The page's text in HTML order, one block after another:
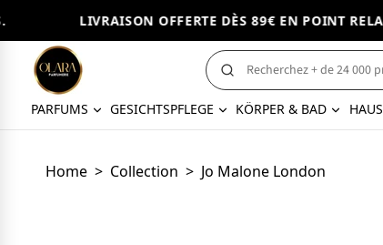
LIVRAISON OFFERTE DÈS 89€ EN POINT RELAIS.
PARFUMS GESICHTSPFLEGE KÖRPER & BAD HAUS
Home > Collection > Jo Malone London